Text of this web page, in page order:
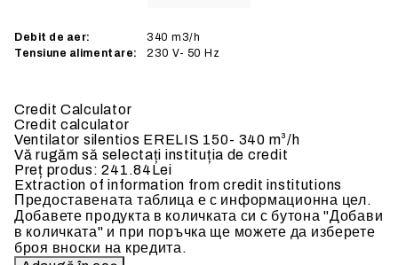
Debit de aer: 340m3/h
Tensiune alimentare:
230V- 50 Hz
Credit Calculator
Credit calculator
Ventilator silentios ERELIS 150- 340 m³/h
Vă rugăm să selectați instituția de credit
Preț produs: 241.84Lei
Extraction of information from credit institutions
Предоставената таблица е с информационна цел.
Добавете продукта в количката си с бутона "Добави
в количката" и при поръчка ще можете да изберете
броя вноски на кредита.